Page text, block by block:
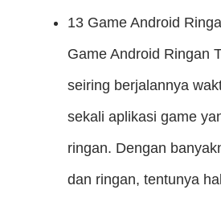
13 Game Android
Game Android Ringan
seiring berjalannya
sekali aplikasi game
ringan. Dengan
dan ringan, tentunya